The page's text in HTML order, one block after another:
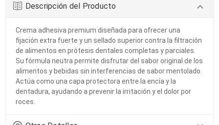
Descripción del Producto
Crema adhesiva premium diseñada para ofrecer una
fijación extra fuerte y un sellado superior contra la filtración
de alimentos en prótesis dentales completas y parciales.
Su fórmula neutra permite disfrutar del sabor original de los
alimentos y bebidas sin interferencias de sabor mentolado.
Actúa como una capa protectora entre la encía y la
dentadura, ayudando a prevenir la irritación y el dolor por
roces.